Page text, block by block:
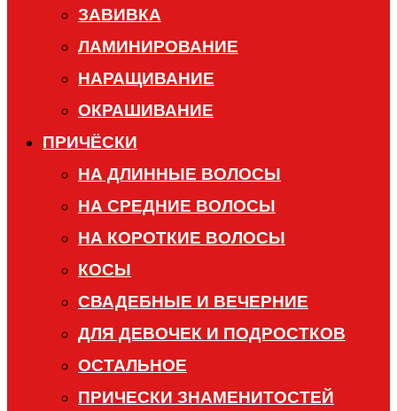
ЗАВИВКА
ЛАМИНИРОВАНИЕ
НАРАЩИВАНИЕ
ОКРАШИВАНИЕ
ПРИЧЁСКИ
НА ДЛИННЫЕ ВОЛОСЫ
НА СРЕДНИЕ ВОЛОСЫ
НА КОРОТКИЕ ВОЛОСЫ
КОСЫ
СВАДЕБНЫЕ И ВЕЧЕРНИЕ
ДЛЯ ДЕВОЧЕК И ПОДРОСТКОВ
ОСТАЛЬНОЕ
ПРИЧЕСКИ ЗНАМЕНИТОСТЕЙ